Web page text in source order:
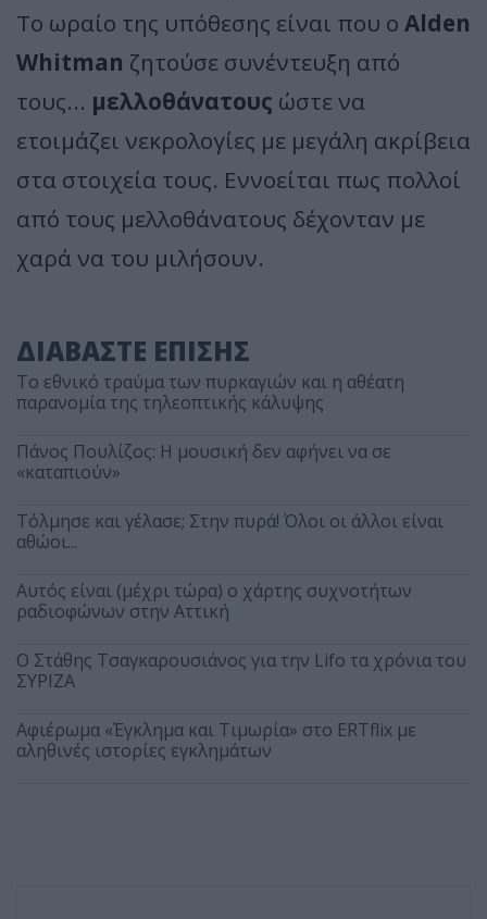
Το ωραίο της υπόθεσης είναι που ο Alden
Whitman ζητούσε συνέντευξη από
τους... μελλοθάνατους ώστε να
ετοιμάζει νεκρολογίες με μεγάλη ακρίβεια
στα στοιχεία τους. Εννοείται πως πολλοί
από τους μελλοθάνατους δέχονταν με
χαρά να του μιλήσουν.
ΔΙΑΒΑΣΤΕ ΕΠΙΣΗΣ
Το εθνικό τραύμα των πυρκαγιών και η αθέατη
παρανομία της τηλεοπτικής κάλυψης
Πάνος Πουλίζος: Η μουσική δεν αφήνει να σε
«καταπιούν»
Τόλμησε και γέλασε; Στην πυρά! Όλοι οι άλλοι είναι
αθώοι...
Αυτός είναι (μέχρι τώρα) ο χάρτης συχνοτήτων
ραδιοφώνων στην Αττική
Ο Στάθης Τσαγκαρουσιάνος για την Lifo τα χρόνια του
ΣΥΡΙΖΑ
Αφιέρωμα «Έγκλημα και Τιμωρία» στο ERTflix με
αληθινές ιστορίες εγκλημάτων